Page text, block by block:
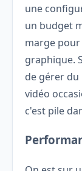
une
un budget
marge
graphique.
de gérer
vidéo
c'est pile